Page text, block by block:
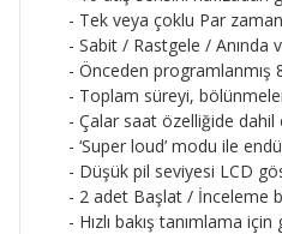
- Tek veya çoklu Par
- Sabit / Rastgele / Anında
- Önceden programlanmış
- Toplam süreyi,
- Çalar saat özelliğide
- ‘Super loud’ modu ile
- Düşük pil seviyesi LCD
- 2 adet Başlat / İnceleme
- Hızlı bakış tanımlama